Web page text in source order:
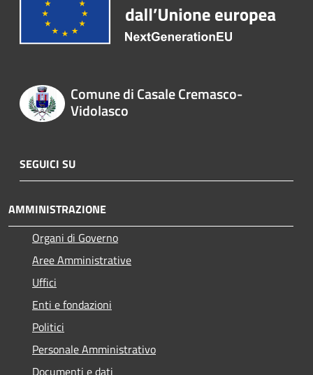
Comune di Casale Cremasco-
Vidolasco
SEGUICI SU
AMMINISTRAZIONE
Organi di Governo
Aree Amministrative
Uffici
Enti e fondazioni
Politici
Personale Amministrativo
Documenti e dati